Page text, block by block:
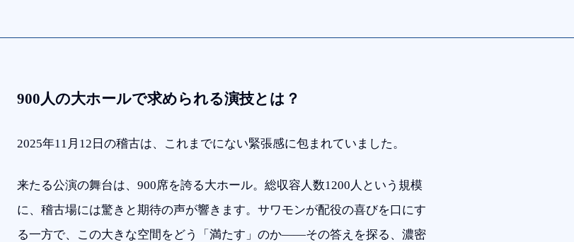
900人の大ホールで求められる演技とは？
2025年11月12日の稽古は、これまでにない緊張感に包まれていました。
来たる公演の舞台は、900席を誇る大ホール。総収容人数1200人という規模
に、稽古場には驚きと期待の声が響きます。サワモンが配役の喜びを口にす
る一方で、この大きな空間をどう「満たす」のか——その答えを探る、濃密